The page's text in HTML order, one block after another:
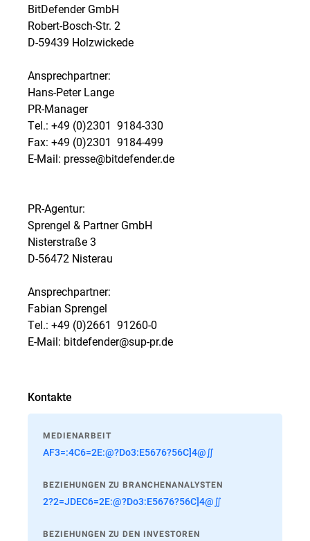
BitDefender GmbH
Robert-Bosch-Str. 2
D-59439 Holzwickede
Ansprechpartner:
Hans-Peter Lange
PR-Manager
Tel.: +49 (0)2301  9184-330
Fax: +49 (0)2301  9184-499
E-Mail: presse@bitdefender.de
PR-Agentur:
Sprengel & Partner GmbH
Nisterstraße 3
D-56472 Nisterau
Ansprechpartner:
Fabian Sprengel
Tel.: +49 (0)2661  91260-0
E-Mail: bitdefender@sup-pr.de
Kontakte
MEDIENARBEIT
AF3=:4C6=2E:@?Do3:E5676?56C]4@∬
BEZIEHUNGEN ZU BRANCHENANALYSTEN
2?2=JDEC6=2E:@?Do3:E5676?56C]4@∬
BEZIEHUNGEN ZU DEN INVESTOREN